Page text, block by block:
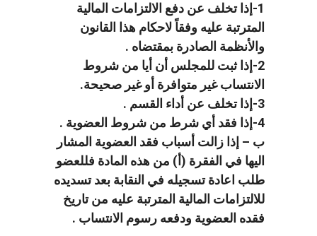
1-إذا تخلف عن دفع الالتزامات المالية
المترتبة عليه وفقاً لاحكام هذا القانون
والأنظمة الصادرة بمقتضاه .
2-إذا ثبت للمجلس أن أيا من شروط
الانتساب غير متوافرة أو غير صحيحة.
3-إذا تخلف عن أداء القسم .
4-إذا فقد أي شرط من شروط العضوية .
ب – إذا زالت أسباب فقد العضوية المشار
اليها في الفقرة (أ) من هذه المادة فللعضو
طلب اعادة تسجيله في النقابة بعد تسديده
للالتزامات المالية المترتبة عليه من تاريخ
فقده العضوية ودفعه رسوم الانتساب .